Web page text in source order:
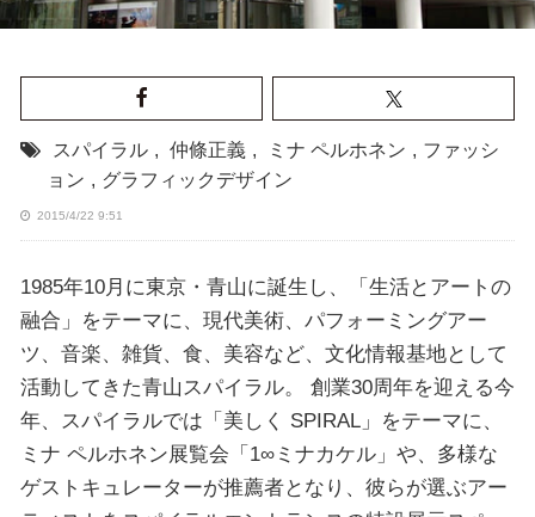
スパイラル , 仲條正義 , ミナ ペルホネン , ファッシ
ョン , グラフィックデザイン
2015/4/22 9:51
1985年10月に東京・青山に誕生し、「生活とアートの
融合」をテーマに、現代美術、パフォーミングアー
ツ、音楽、雑貨、食、美容など、文化情報基地として
活動してきた青山スパイラル。 創業30周年を迎える今
年、スパイラルでは「美しく SPIRAL」をテーマに、
ミナ ペルホネン展覧会「1∞ミナカケル」や、多様な
ゲストキュレーターが推薦者となり、彼らが選ぶアー